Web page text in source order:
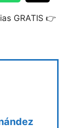
GRATIS 👉